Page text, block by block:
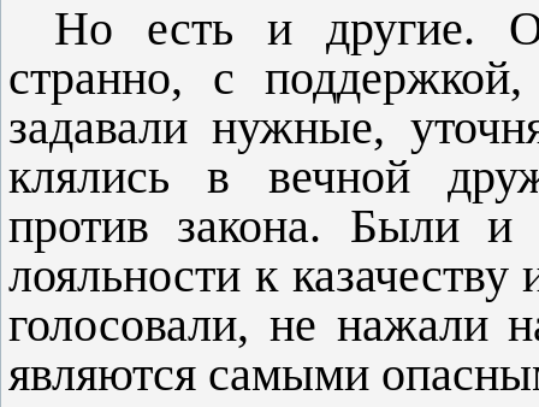
Но есть и другие.
странно, с
задавали нуж­ные,
клялись в вечной
против закона. Были и
лояльности к
голосовали, не нажали
являются самыми